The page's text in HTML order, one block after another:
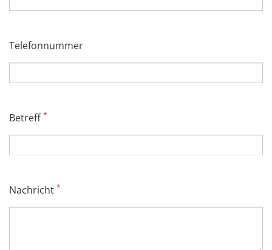
Telefonnummer
Betreff*
Nachricht *